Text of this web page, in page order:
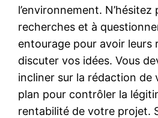
l’environnement. N’hésitez
recherches et à
entourage pour avoir leurs
discuter vos idées. Vous
incliner sur la rédaction de
plan pour contrôler la
rentabilité de votre projet.